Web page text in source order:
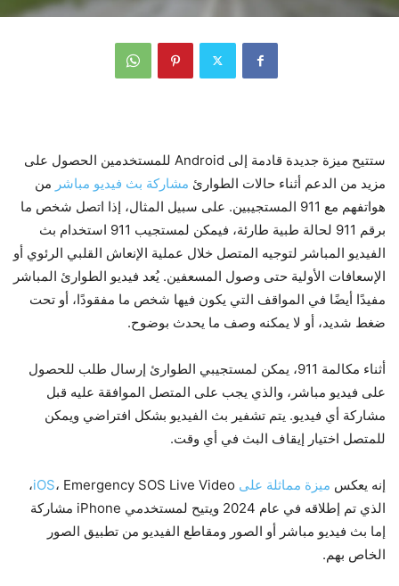
ستتيح ميزة جديدة قادمة إلى Android للمستخدمين الحصول على
مزيد من الدعم أثناء حالات الطوارئ مشاركة بث فيديو مباشر من
هواتفهم مع 911 المستجيبين. على سبيل المثال، إذا اتصل شخص ما
برقم 911 لحالة طبية طارئة، فيمكن لمستجيب 911 استخدام بث
الفيديو المباشر لتوجيه المتصل خلال عملية الإنعاش القلبي الرئوي أو
الإسعافات الأولية حتى وصول المسعفين. يُعد فيديو الطوارئ المباشر
مفيدًا أيضًا في المواقف التي يكون فيها شخص ما مفقودًا، أو تحت
ضغط شديد، أو لا يمكنه وصف ما يحدث بوضوح.
أثناء مكالمة 911، يمكن لمستجيبي الطوارئ إرسال طلب للحصول
على فيديو مباشر، والذي يجب على المتصل الموافقة عليه قبل
مشاركة أي فيديو. يتم تشفير بث الفيديو بشكل افتراضي ويمكن
للمتصل اختيار إيقاف البث في أي وقت.
إنه يعكس ميزة مماثلة على iOS
، Emergency SOS Live Video،
الذي تم إطلاقه في عام 2024 ويتيح لمستخدمي iPhone مشاركة
إما بث فيديو مباشر أو الصور ومقاطع الفيديو من تطبيق الصور
الخاص بهم.